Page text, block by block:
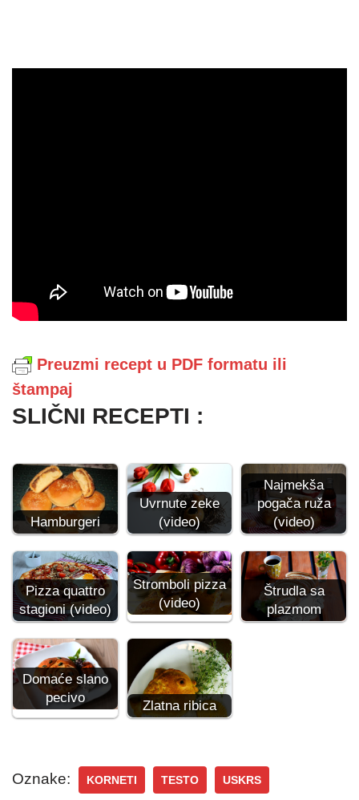
Preuzmi recept u PDF formatu ili
štampaj
SLIČNI RECEPTI :
Hamburgeri
Uvrnute zeke
(video)
Najmekša
pogača ruža
(video)
Pizza quattro
stagioni (video)
Stromboli pizza
(video)
Štrudla sa
plazmom
Domaće slano
pecivo
Zlatna ribica
Oznake: KORNETI TESTO USKRS